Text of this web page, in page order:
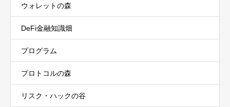
ウォレットの森
DeFi金融知識畑
プログラム
プロトコルの森
リスク・ハックの谷